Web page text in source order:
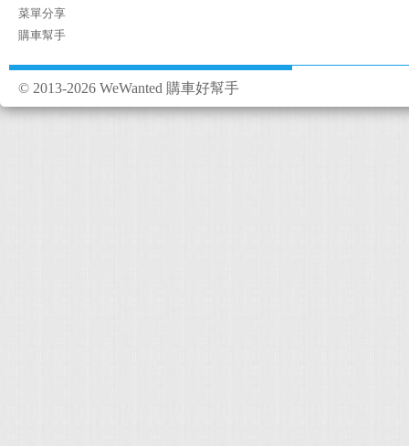
菜單分享
購車幫手
© 2013-2026 WeWanted 購車好幫手